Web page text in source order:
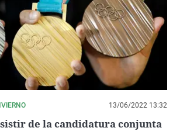
13/06/2022 13:32
de la candidatura conjunta